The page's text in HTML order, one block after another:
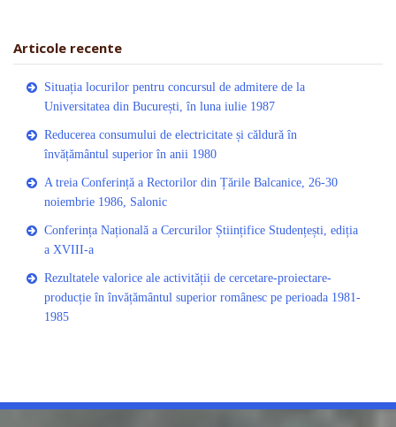
Articole recente
Situația locurilor pentru concursul de admitere de la
Universitatea din București, în luna iulie 1987
Reducerea consumului de electricitate și căldură în
învățământul superior în anii 1980
A treia Conferință a Rectorilor din Țările Balcanice, 26-30
noiembrie 1986, Salonic
Conferința Națională a Cercurilor Științifice Studențești, ediția
a XVIII-a
Rezultatele valorice ale activității de cercetare-proiectare-
producție în învățământul superior românesc pe perioada 1981-
1985